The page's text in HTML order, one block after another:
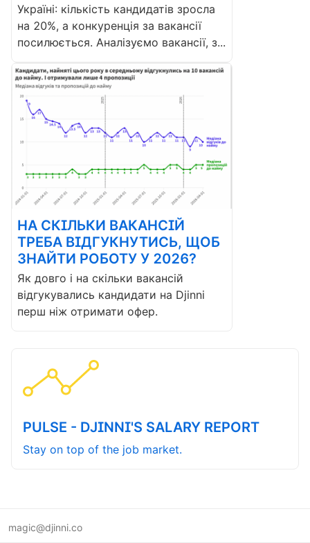
Україні: кількість кандидатів зросла
на 20%, а конкуренція за вакансії
посилюється. Аналізуємо вакансії, з...
НА СКІЛЬКИ ВАКАНСІЙ
ТРЕБА ВІДГУКНУТИСЬ, ЩОБ
ЗНАЙТИ РОБОТУ У 2026?
Як довго і на скільки вакансій
відгукувались кандидати на Djinni
перш ніж отримати офер.
PULSE - DJINNI'S SALARY REPORT
Stay on top of the job market.
magic@djinni.co